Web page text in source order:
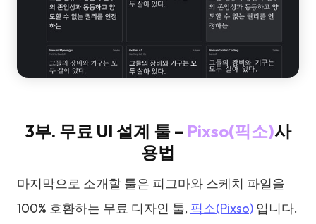
3부. 무료 UI 설계 툴 – Pixso(픽소)사
용법
마지막으로 소개할 툴은 피그마와 스케치 파일을
100% 호환하는 무료 디자인 툴, 픽소(Pixso) 입니다.